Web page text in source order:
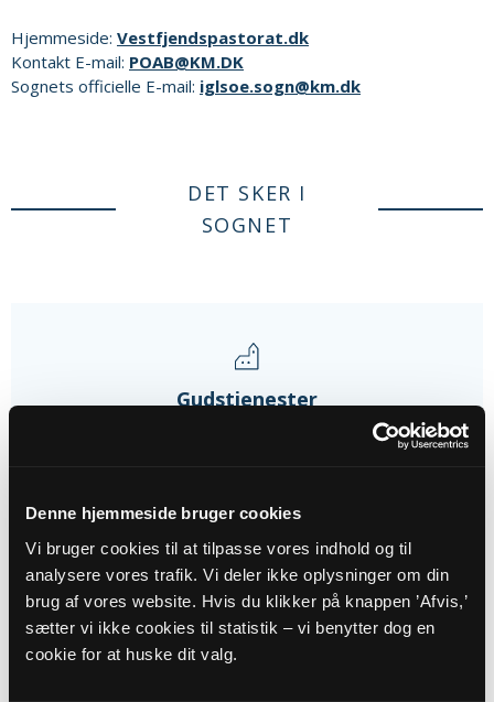
Denne hjemmeside bruger cookies
Vi bruger cookies til at tilpasse vores indhold og til
analysere vores trafik. Vi deler ikke oplysninger om din
brug af vores website. Hvis du klikker på knappen ’Afvis,’
sætter vi ikke cookies til statistik – vi benytter dog en
cookie for at huske dit valg.
Hjemmeside: Vestfjendspastorat.dk
Kontakt E-mail: POAB@KM.DK
Sognets officielle E-mail: iglsoe.sogn@km.dk
DET SKER I
SOGNET
Gudstjenester
AUG
Torvegudsstjeneste, byfest...
Torvet - Kjeldbjerg, kl. 11:00
Poul Asger Beck